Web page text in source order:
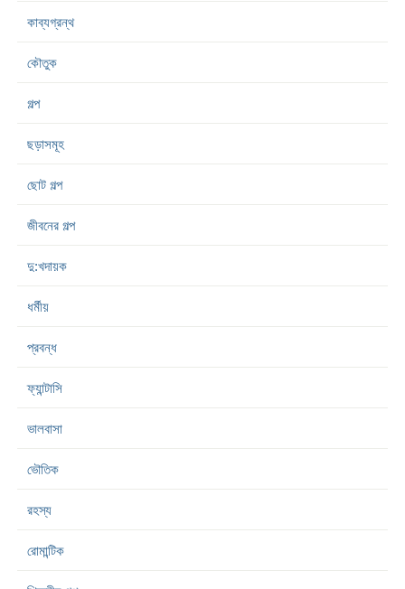
কাব্যগ্রন্থ
কৌতুক
গল্প
ছড়াসমূহ
ছোট গল্প
জীবনের গল্প
দু:খদায়ক
ধর্মীয়
প্রবন্ধ
ফ্যান্টাসি
ভালবাসা
ভৌতিক
রহস্য
রোমান্টিক